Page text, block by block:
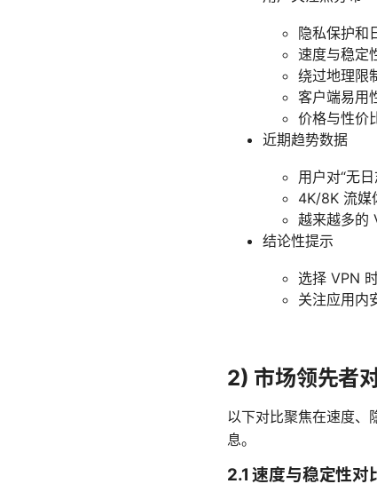
隐私保护和
速度与稳定
绕过地理限
客户端易用
价格与性价
近期趋势数据
用户对“无
4K/8K 流媒
越来越多的
结论性提示
选择 VPN
关注应用内
2) 市场领先者
以下对比聚焦在速度、
息。
2.1 速度与稳定性对